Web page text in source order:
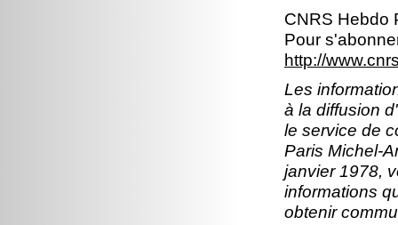
CNRS Hebdo
Pour
http://
Les
à la diffusion
le service de
Paris Michel-
janvier 1978,
informations
obtenir